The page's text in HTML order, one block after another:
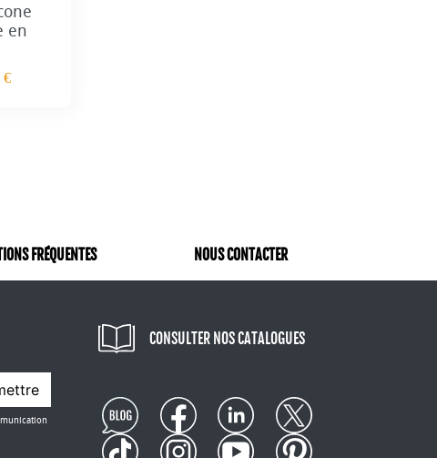
en
FRÉQUENTES NOUS CONTACTER
CONSULTER NOS CATALOGUES